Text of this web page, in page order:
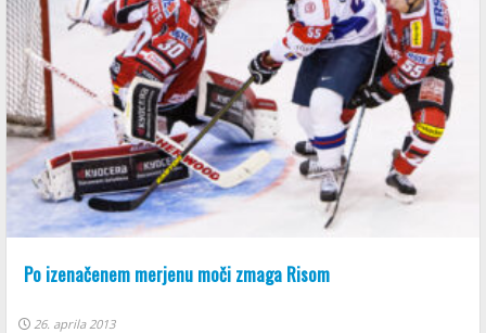
Po izenačenem merjenu moči zmaga Risom
26. aprila 2013